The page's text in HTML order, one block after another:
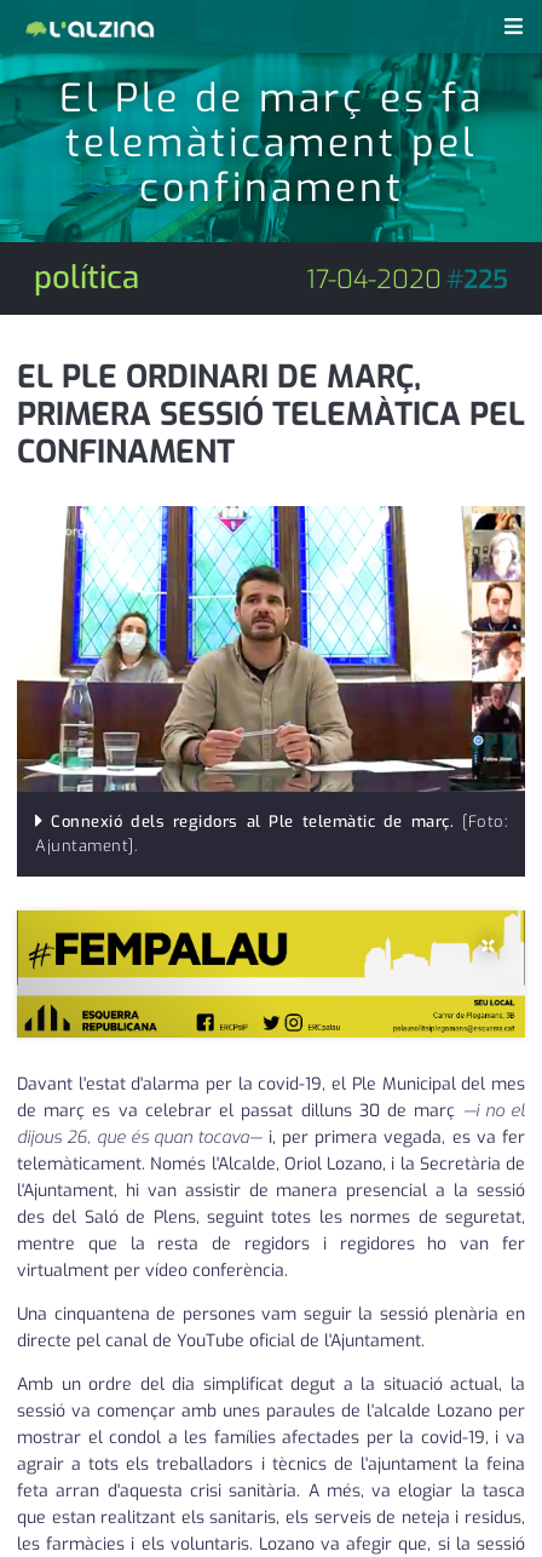
notícies
últimes notícies
activitats
agenda
empresa
entrevista
esports
medi ambient
opinió
política
promo serveis
reportatge
salut
serveis
societat
successos
urbanisme
editorial
revistes pdf
anunciants
subscripció
contacte
farmàcies
telèfons
calendari
El Ple de març es fa
telemàticament pel
confinament
política 17-04-2020 #225
EL PLE ORDINARI DE MARÇ,
PRIMERA SESSIÓ TELEMÀTICA PEL
CONFINAMENT
Connexió dels regidors al Ple telemàtic de març. [Foto:
Ajuntament].
×
Davant l'estat d'alarma per la covid-19, el Ple Municipal del mes
de març es va celebrar el passat dilluns 30 de març —i no el
dijous 26, que és quan tocava—i, per primera vegada, es va fer
telemàticament. Només l'Alcalde, Oriol Lozano, i la Secretària de
l'Ajuntament, hi van assistir de manera presencial a la sessió
des del Saló de Plens, seguint totes les normes de seguretat,
mentre que la resta de regidors i regidores ho van fer
virtualment per vídeo conferència.
Una cinquantena de persones vam seguir la sessió plenària en
directe pel canal de YouTube oficial de l'Ajuntament.
Amb un ordre del dia simplificat degut a la situació actual, la
sessió va començar amb unes paraules de l'alcalde Lozano per
mostrar el condol a les famílies afectades per la covid-19, i va
agrair a tots els treballadors i tècnics de l'ajuntament la feina
feta arran d'aquesta crisi sanitària. A més, va elogiar la tasca
que estan realitzant els sanitaris, els serveis de neteja i residus,
les farmàcies i els voluntaris. Lozano va afegir que, si la sessió